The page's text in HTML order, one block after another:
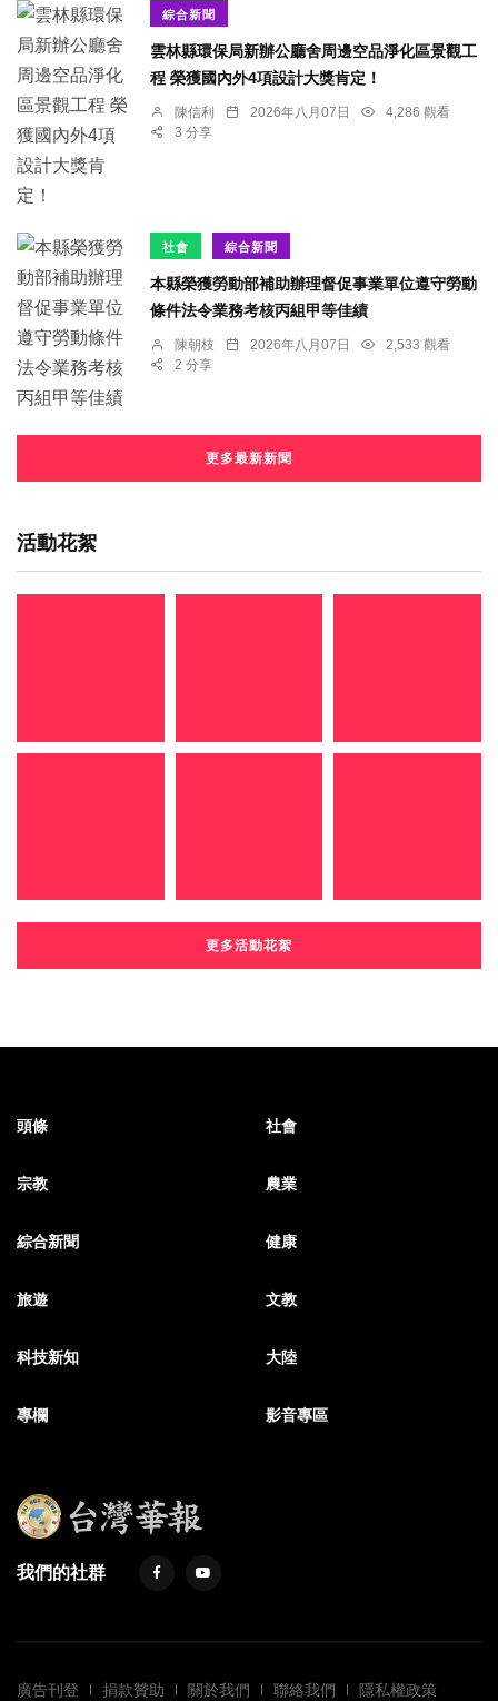
綜合新聞
雲林縣環保局新辦公廳舍周邊空品淨化區景觀工
程 榮獲國內外4項設計大獎肯定！
陳信利 2026年八月07日
4,286 觀看
3 分享
社會 綜合新聞
本縣榮獲勞動部補助辦理督促事業單位遵守勞動
條件法令業務考核丙組甲等佳績
陳朝枝 2026年八月07日
2,533 觀看
2 分享
更多最新新聞
活動花絮
更多活動花絮
頭條 社會
宗教 農業
綜合新聞 健康
旅遊 文教
科技新知 大陸
專欄 影音專區
我們的社群
廣告刊登 捐款贊助 關於我們 聯絡我們 隱私權政策